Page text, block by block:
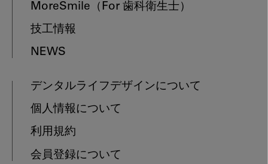
MoreSmile （For 歯科衛生士）
技工情報
NEWS
デンタルライフデザインについて
個人情報について
利用規約
会員登録について